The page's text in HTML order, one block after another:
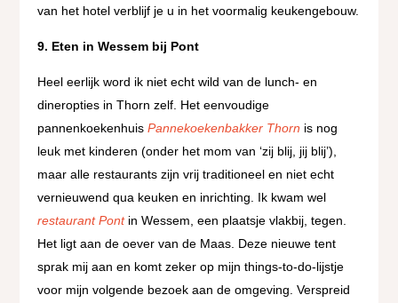
van het hotel verblijf je u in het voormalig keukengebouw.
9. Eten in Wessem bij Pont
Heel eerlijk word ik niet echt wild van de lunch- en
dineropties in Thorn zelf. Het eenvoudige
pannenkoekenhuisPannekoekenbakker Thorn is nog
leuk met kinderen (onder het mom van ‘zij blij, jij blij’),
maar alle restaurants zijn vrij traditioneel en niet echt
vernieuwend qua keuken en inrichting. Ik kwam wel
restaurant Pontin Wessem, een plaatsje vlakbij, tegen.
Het ligt aan de oever van de Maas. Deze nieuwe tent
sprak mij aan en komt zeker op mijn things-to-do-lijstje
voor mijn volgende bezoek aan de omgeving. Verspreid